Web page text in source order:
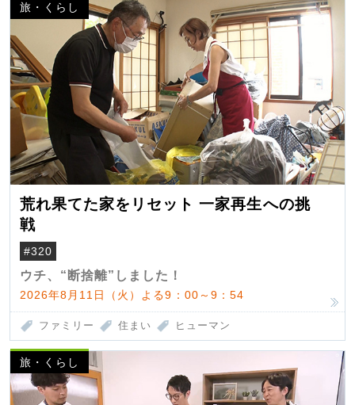
旅・くらし
荒れ果てた家をリセット 一家再生への挑
戦
#320
ウチ、“断捨離”しました！
2026年8月11日（火）よる9：00～9：54
ファミリー 住まい ヒューマン
旅・くらし